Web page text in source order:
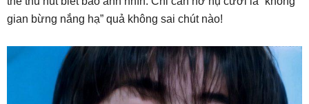
gian bừng nắng hạ” quả không sai chút nào!